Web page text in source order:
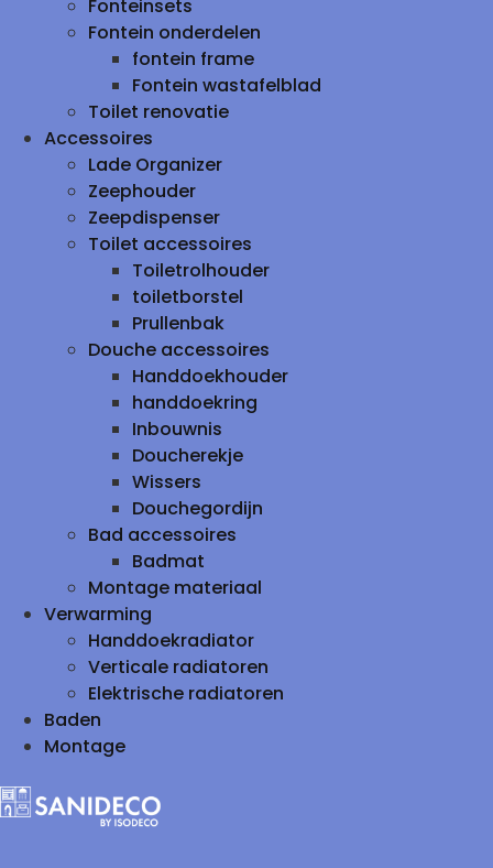
Fonteinsets
Fontein onderdelen
fontein frame
Fontein wastafelblad
Toilet renovatie
Accessoires
Lade Organizer
Zeephouder
Zeepdispenser
Toilet accessoires
Toiletrolhouder
toiletborstel
Prullenbak
Douche accessoires
Handdoekhouder
handdoekring
Inbouwnis
Doucherekje
Wissers
Douchegordijn
Bad accessoires
Badmat
Montage materiaal
Verwarming
Handdoekradiator
Verticale radiatoren
Elektrische radiatoren
Baden
Montage